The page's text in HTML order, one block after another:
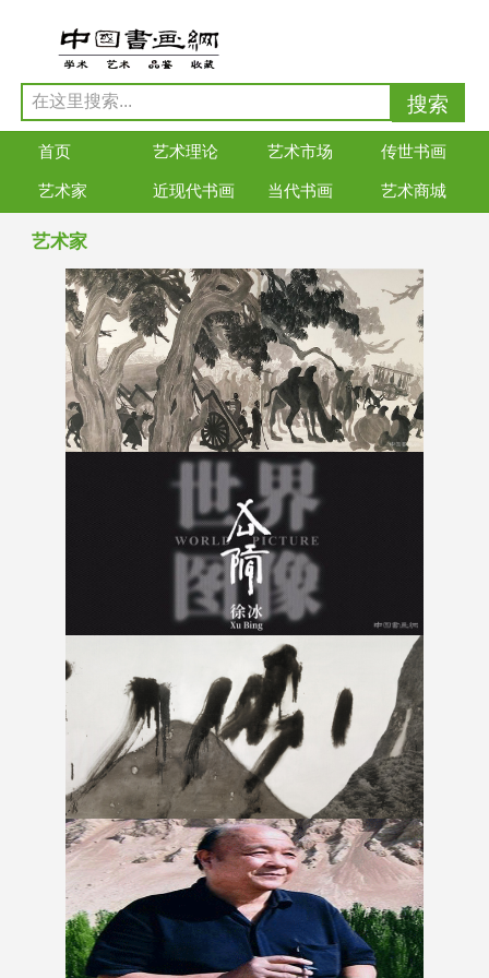
首页 艺术理论 艺术市场 传世书画
艺术家 近现代书画 当代书画 艺术商城
艺术家